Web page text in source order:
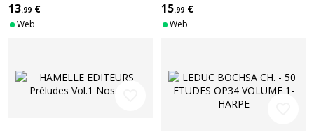
13.99 €
Web
15.99 €
Web